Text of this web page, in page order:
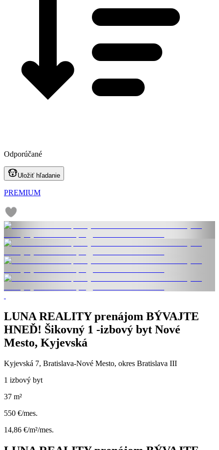
Odporúčané
Uložiť hľadanie
PREMIUM
LUNA REALITY prenájom BÝVAJTE
HNEĎ! Šikovný 1 -izbový byt Nové
Mesto, Kyjevská
Kyjevská 7, Bratislava-Nové Mesto, okres Bratislava III
1 izbový byt
37 m²
550 €/mes.
14,86 €/m²/mes.